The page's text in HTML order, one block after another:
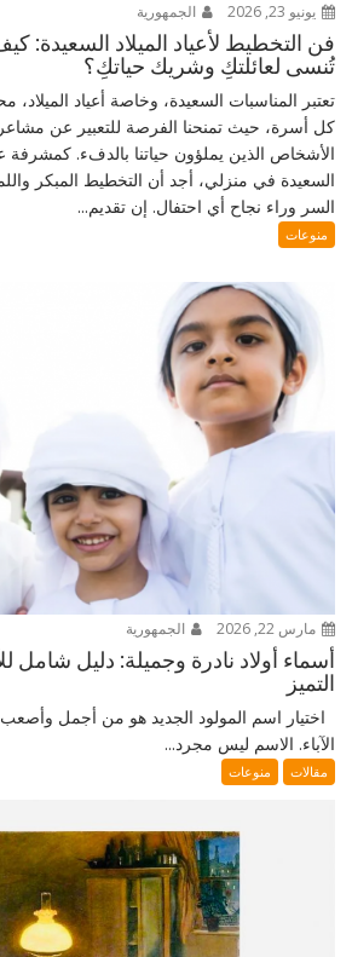
يونيو 23, 2026 الجمهورية
فن التخطيط لأعياد الميلاد السعيدة:
تُنسى لعائلتكِ وشريك حياتكِ؟
تعتبر المناسبات السعيدة، وخاصة أعياد
كل أسرة، حيث تمنحنا الفرصة للتعبير عن مشاعر
الأشخاص الذين يملؤون حياتنا بالدفء. كمشرفة
السعيدة في منزلي، أجد أن التخطيط المبكر
السر وراء نجاح أي احتفال. إن تقديم...
منوعات
مارس 22, 2026 الجمهورية
أسماء أولاد نادرة وجميلة: دليل شامل
التميز
اختيار اسم المولود الجديد هو من أجمل وأصعب
الآباء. الاسم ليس مجرد...
مقالات منوعات